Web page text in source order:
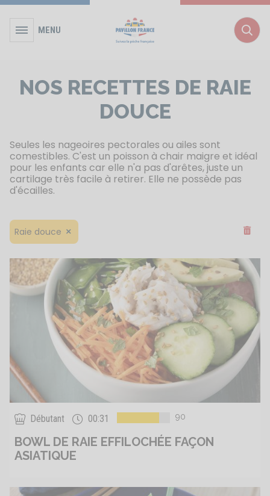
MENU
NOS RECETTES DE RAIE
DOUCE
Seules les nageoires pectorales ou ailes sont
comestibles. C'est un poisson à chair maigre et idéal
pour les enfants car elle n'a pas d'arêtes, juste un
cartilage très facile à retirer. Elle ne possède pas
d'écailles.
Raie douce
Débutant 00:31 90
BOWL DE RAIE EFFILOCHÉE FAÇON
ASIATIQUE